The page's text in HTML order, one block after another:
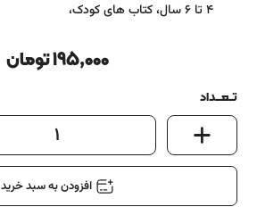
4 تا 6 سال ،کتاب های کودک،
195,000تومان
تــعـــداد
1
افزودن به سبد خرید